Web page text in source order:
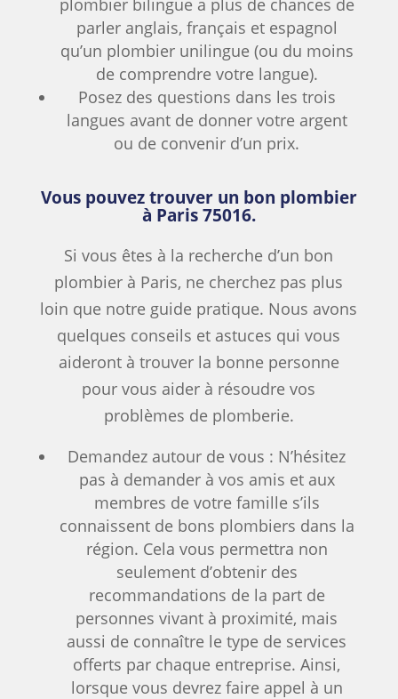
plombier bilingue a plus de chances de
parler anglais, français et espagnol
qu’un plombier unilingue (ou du moins
de comprendre votre langue).
Posez des questions dans les trois
langues avant de donner votre argent
ou de convenir d’un prix.
Vous pouvez trouver un bon plombier
à Paris 75016.
Si vous êtes à la recherche d’un bon
plombier à Paris, ne cherchez pas plus
loin que notre guide pratique. Nous avons
quelques conseils et astuces qui vous
aideront à trouver la bonne personne
pour vous aider à résoudre vos
problèmes de plomberie.
Demandez autour de vous : N’hésitez
pas à demander à vos amis et aux
membres de votre famille s’ils
connaissent de bons plombiers dans la
région. Cela vous permettra non
seulement d’obtenir des
recommandations de la part de
personnes vivant à proximité, mais
aussi de connaître le type de services
offerts par chaque entreprise. Ainsi,
lorsque vous devrez faire appel à un